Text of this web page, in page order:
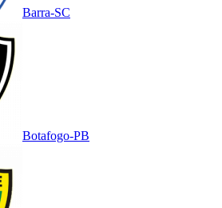
Barra-SC
Botafogo-PB